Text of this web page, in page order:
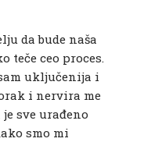
da bude naša
teče ceo proces.
uključenija i
i nervira me
sve urađeno
smo mi